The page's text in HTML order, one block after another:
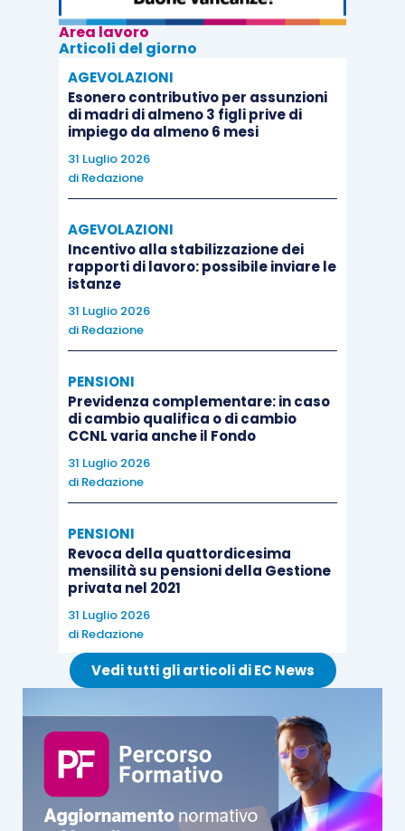
Area lavoro
Articoli del giorno
AGEVOLAZIONI
Esonero contributivo per assunzioni
di madri di almeno 3 figli prive di
impiego da almeno 6 mesi
31 Luglio 2026
di Redazione
AGEVOLAZIONI
Incentivo alla stabilizzazione dei
rapporti di lavoro: possibile inviare le
istanze
31 Luglio 2026
di Redazione
PENSIONI
Previdenza complementare: in caso
di cambio qualifica o di cambio
CCNL varia anche il Fondo
31 Luglio 2026
di Redazione
PENSIONI
Revoca della quattordicesima
mensilità su pensioni della Gestione
privata nel 2021
31 Luglio 2026
di Redazione
Vedi tutti gli articoli di EC News